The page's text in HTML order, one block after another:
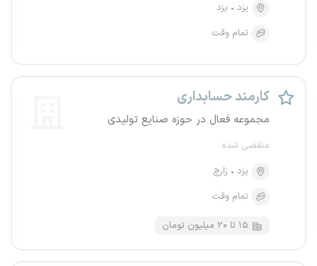
یزد
یزد
تمام وقت
کارمند حسابداری
مجموعه فعال در حوزه صنایع تولیدی
منقضی شده
یزد
زارچ
تمام وقت
۱۵ تا ۲۰ میلیون تومان